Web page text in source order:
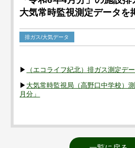
大気常時監視測定データを
排ガス/大気データ
▶ （エコライフ紀北）排ガス測定デ
▶ 大気常時監視局（高野口中学校）
月分」